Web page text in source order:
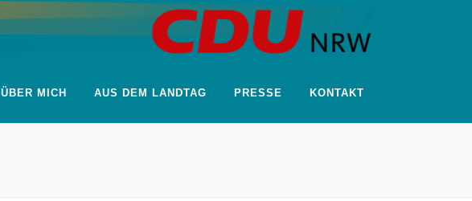
ÜBER MICH AUS DEM LANDTAG PRESSE KONTAKT